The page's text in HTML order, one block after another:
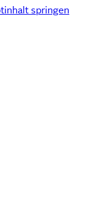
springen